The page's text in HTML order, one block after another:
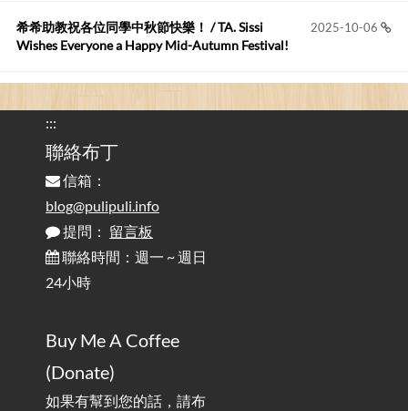
您好,首先肯定感謝您造福許多莘莘學子。有...
2025-10-06
希希助教祝各位同學中秋節快樂！ / TA. Sissi
Wishes Everyone a Happy Mid-Autumn Festival!
的問題 / Are You Tired of Looking at the Computer? Pay More
Attention to Glare Than the Screen
為何桌前打字總是腰痠背痛？桌子高度和螢幕高度
對人體工學的影響 / The Effect of Desk and Monitor Height on
Ergonomics: Why Does Typing at a Desk Often Lead to Back Pain?
行動網路無法連線？三星手機簡易解決方案
/ Mobile Network Not Connecting? Easy Solutions for Samsung
實作相容OpenAI API，但背後不是OpenAI的API服
務 / Implementing OpenAI API-Compatible Services, But Not
Powered by OpenAI
:::
聯絡布丁
信箱：
blog@pulipuli.info
提問： 留言板
聯絡時間：週一 ~ 週日
24小時
Buy Me A Coffee
(Donate)
如果有幫到您的話，請布